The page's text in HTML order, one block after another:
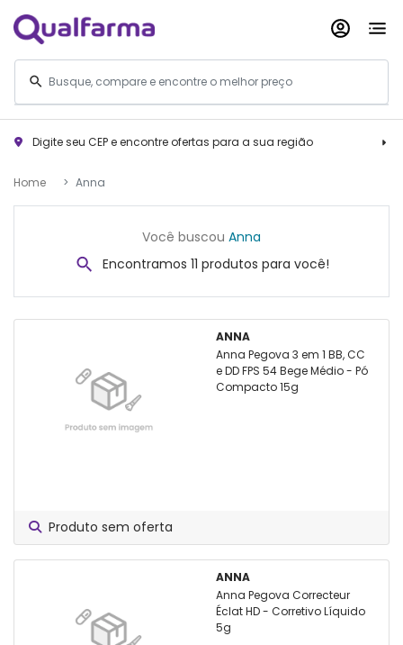
Digite seu CEP e encontre ofertas para a sua região
Home Anna
Você buscou Anna
Encontramos 11 produtos para você!
ANNA
Anna Pegova 3 em 1 BB, CC
e DD FPS 54 Bege Médio - Pó
Compacto 15g
Produto sem oferta
ANNA
Anna Pegova Correcteur
Éclat HD - Corretivo Líquido
5g